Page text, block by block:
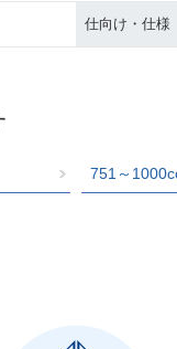
仕向け・仕様
751～